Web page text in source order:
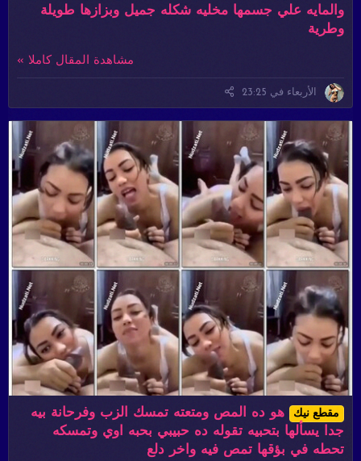
والمايه علي جسمها مخليه شكله جميل وبزازها طويلة
وطرية
مشاهدة المقال كاملا »
الأربعاء في 23:25
مقطع نيك
هو ده المص ومتعته تمسك الزب وفرحانة بيه
جدا يسألها بتحبيه تقوله ده حبيبي بحبه اوي وتمسكه
تحطه في بؤقها تمص فيه واخر دلع